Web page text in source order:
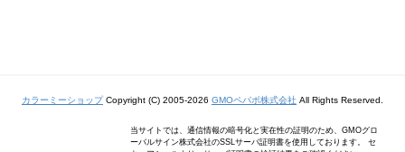
カラーミーショップCopyright (C) 2005-2026 GMOペパボ株式会社 All Rights Reserved.
当サイトでは、通信情報の暗号化と実在性の証明のため、GMOグロ
ーバルサイン株式会社のSSLサーバ証明書を使用しております。 セ